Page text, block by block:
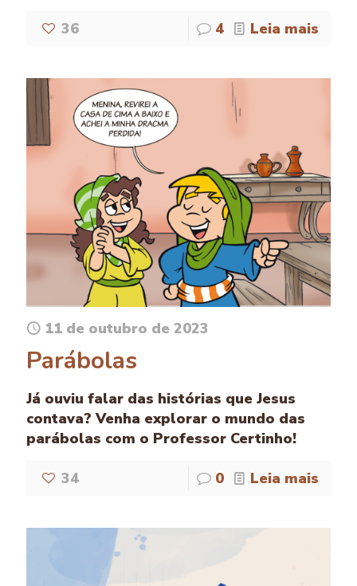
36 4 Leia mais
11 de outubro de 2023
Parábolas
Já ouviu falar das histórias que Jesus
contava? Venha explorar o mundo das
parábolas com o Professor Certinho!
34 0 Leia mais